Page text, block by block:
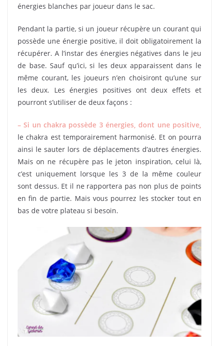
énergies blanches par joueur dans le sac.
Pendant la partie, si un joueur récupère un courant qui
possède une énergie positive, il doit obligatoirement la
récupérer. A l’instar des énergies négatives dans le jeu
de base. Sauf qu’ici, si les deux apparaissent dans le
même courant, les joueurs n’en choisiront qu’une sur
les deux. Les énergies positives ont deux effets et
pourront s’utiliser de deux façons :
– Si un chakra possède 3 énergies, dont une positive,
le chakra est temporairement harmonisé. Et on pourra
ainsi le sauter lors de déplacements d’autres énergies.
Mais on ne récupère pas le jeton inspiration, celui là,
c’est uniquement lorsque les 3 de la même couleur
sont dessus. Et il ne rapportera pas non plus de points
en fin de partie. Mais vous pourrez les stocker tout en
bas de votre plateau si besoin.